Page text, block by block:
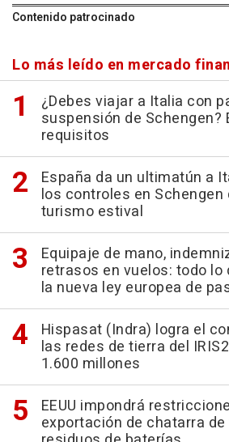
Contenido patrocinado
Lo más leído en mercado
¿Debes viajar a Italia con
suspensión de Schengen?
requisitos
España da un ultimatún a
los controles en Schengen
turismo estival
Equipaje de mano,
retrasos en vuelos: todo lo
la nueva ley europea de
Hispasat (Indra) logra el
las redes de tierra del
1.600 millones
EEUU impondrá
exportación de chatarra